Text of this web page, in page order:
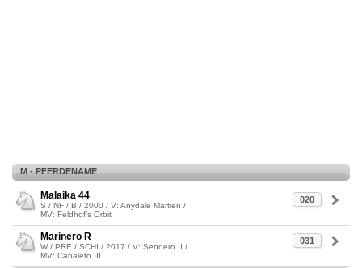
M - PFERDENAME
020
Malaika 44
S / NF / B / 2000 / V: Anydale Martien /
MV: Feldhof's Orbit
031
Marinero R
W / PRE / SCHI / 2017 / V: Sendero II /
MV: Cabaleto III